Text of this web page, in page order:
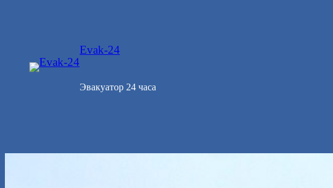
Evak-24
Эвакуатор 24 часа